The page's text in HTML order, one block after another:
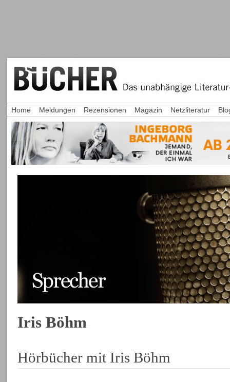
Iris Böhm
Hörbücher mit Iris Böhm
Home Meldungen Rezensionen Magazin Netzliteratur